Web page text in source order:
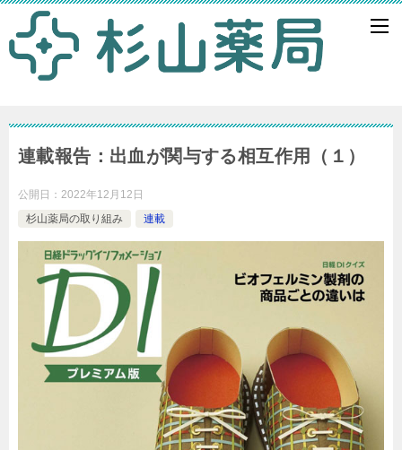
連載報告：出血が関与する相互作用（１）
公開日： 2022年12月12日
杉山薬局の取り組み
連載